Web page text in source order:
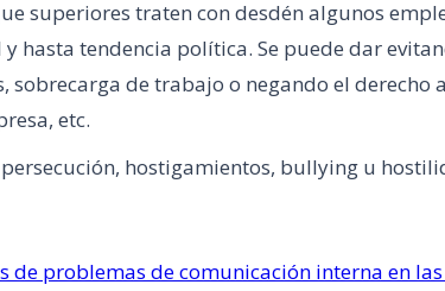
superiores traten con desdén algunos
hasta tendencia política. Se puede dar
sobrecarga de trabajo o negando el derecho
etc.
hostigamientos, bullying u
de problemas de comunicación interna en